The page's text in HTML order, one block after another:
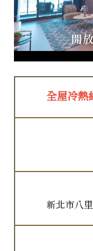
全屋冷熱
新北市八